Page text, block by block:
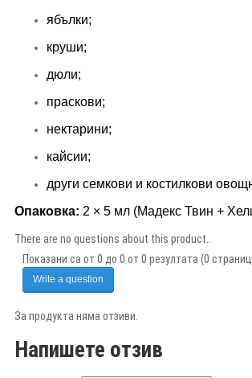
ябълки;
круши;
дюли;
праскови;
нектарини;
кайсии;
други семкови и костилкови
Опаковка: 2 × 5 мл (Мадекс Твин +
There are no questions about this product..
Показани са от 0 до 0 от 0 резултата (0
Write a question
За продукта няма отзиви.
Напишете отзив